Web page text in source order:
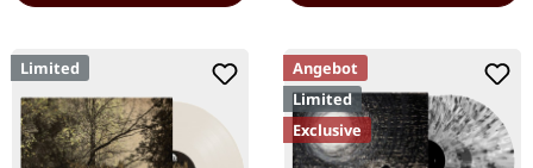
Limited
Angebot
Limited
Exclusive